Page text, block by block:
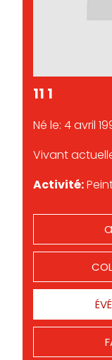
11 1
Né le: 4 avril
Vivant
Activité: